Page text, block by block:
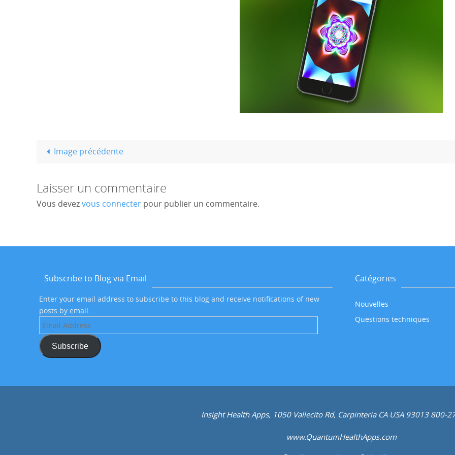
Image précédente
Laisser un commentaire
Vous devezvous connecter pour publier un commentaire.
Subscribe to Blog via Email
Enter your email address to subscribe to this blog and receive notifications of new
posts by email.
Email
Address
Subscribe
Catégories
Nouvelles
Questions techniques
Insight Health Apps, 1050 Vallecito Rd, Carpinteria CA USA 93013 800-
www.QuantumHealthApps.com